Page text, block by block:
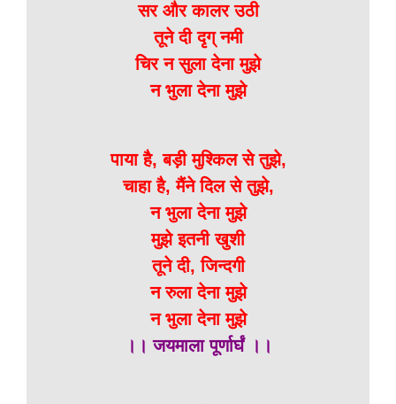
सर और कालर उठी
तूने दी दृग् नमी
चिर न सुला देना मुझे
न भुला देना मुझे
पाया है, बड़ी मुश्किल से तुझे,
चाहा है, मैंने दिल से तुझे,
न भुला देना मुझे
मुझे इतनी खुशी
तूने दी, जिन्दगी
न रुला देना मुझे
न भुला देना मुझे
।। जयमाला पूर्णार्घं ।।